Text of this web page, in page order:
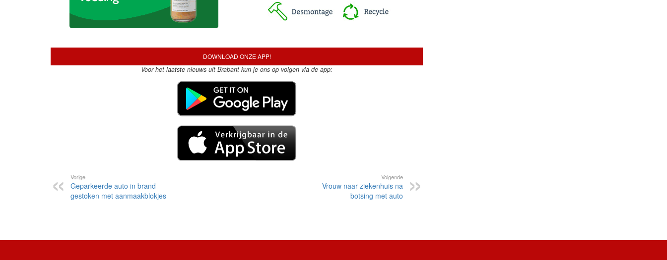
DOWNLOAD ONZE APP!
Voor het laatste nieuws uit Brabant kun je ons op volgen via de app:
Vorige
Geparkeerde auto in brand
gestoken met aanmaakblokjes
Volgende
Vrouw naar ziekenhuis na
botsing met auto